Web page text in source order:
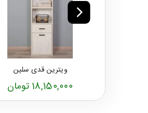
ویترین قدی سلین
18,150,000 تومان